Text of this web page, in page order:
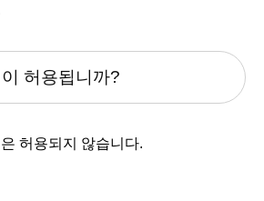
허용됩니까?
허용되지 않습니다.